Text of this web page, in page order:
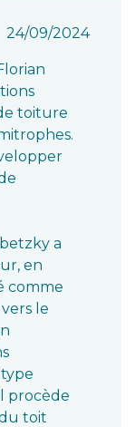
24/09/2024
toiture
a
en
comme
le
procède
toit